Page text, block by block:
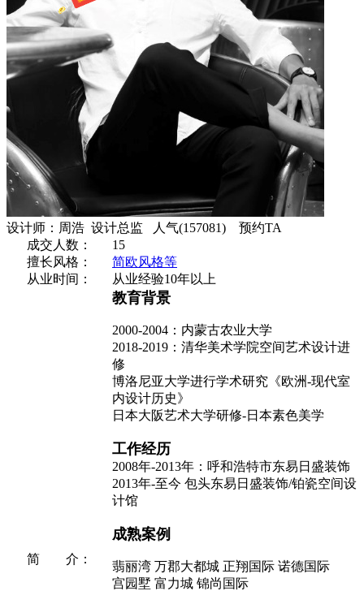
设计师：周浩 设计总监 人气(157081)
预约TA
成交人数：
15
擅长风格：
简欧风格等
从业时间：
从业经验10年以上
简 介：
教育背景
2000-2004：内蒙古农业大学
2018-2019：清华美术学院空间艺术设计进
修
博洛尼亚大学进行学术研究《欧洲-现代室
内设计历史》
日本大阪艺术大学研修-日本素色美学
工作经历
2008年-2013年：呼和浩特市东易日盛装饰
2013年-至今 包头东易日盛装饰/铂瓷空间设
计馆
成熟案例
翡丽湾 万郡大都城 正翔国际 诺德国际
宫园墅 富力城 锦尚国际